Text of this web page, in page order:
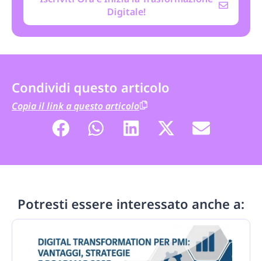
Digitale!
Condividi questo articolo
Copia il link a questo articolo
Potresti essere interessato anche a: